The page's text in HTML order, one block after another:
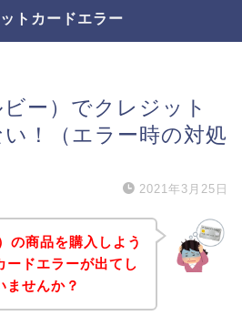
トカードエラー
ー）でクレジット
！（エラー時の対処
2021年3月25日
の商品を購入しよう
ードエラーが出てし
ませんか？